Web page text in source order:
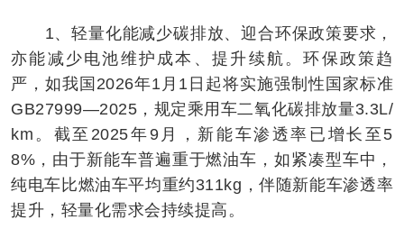
1、轻量化能减少碳排放、迎合环保政策要求，
亦能减少电池维护成本、提升续航。环保政策趋
严，如我国2026年1月1日起将实施强制性国家标准
GB27999—2025，规定乘用车二氧化碳排放量3.3L/
km。截至2025年9月，新能车渗透率已增长至5
8%，由于新能车普遍重于燃油车，如紧凑型车中，
纯电车比燃油车平均重约311kg，伴随新能车渗透率
提升，轻量化需求会持续提高。